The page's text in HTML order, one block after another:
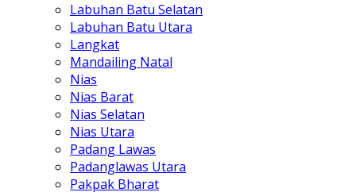
Labuhan Batu Selatan
Labuhan Batu Utara
Langkat
Mandailing Natal
Nias
Nias Barat
Nias Selatan
Nias Utara
Padang Lawas
Padanglawas Utara
Pakpak Bharat